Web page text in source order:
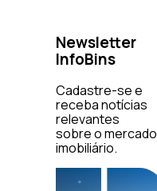
Newsletter
InfoBins
Cadastre-se e
receba notícias
relevantes
sobre o mercado
imobiliário.